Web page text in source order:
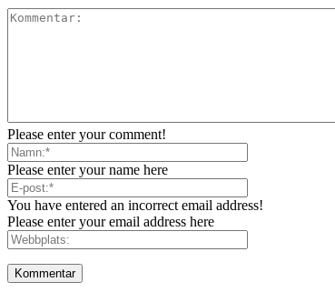
Please enter your comment!
Please enter your name here
You have entered an incorrect email address!
Please enter your email address here